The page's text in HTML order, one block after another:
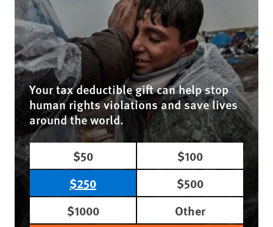
Your tax deductible gift can help stop
human rights violations and save lives
around the world.
$50
$100
$250
$500
$1000
Other